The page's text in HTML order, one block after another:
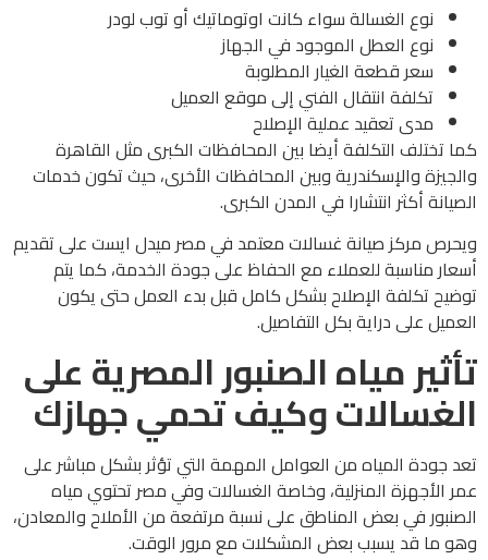
نوع الغسالة سواء كانت اوتوماتيك أو توب لودر
نوع العطل الموجود في الجهاز
سعر قطعة الغيار المطلوبة
تكلفة انتقال الفني إلى موقع العميل
مدى تعقيد عملية الإصلاح
كما تختلف التكلفة أيضا بين المحافظات الكبرى مثل القاهرة
والجيزة والإسكندرية وبين المحافظات الأخرى، حيث تكون خدمات
الصيانة أكثر انتشارا في المدن الكبرى.
ويحرص مركز صيانة غسالات معتمد في مصر ميدل ايست على تقديم
أسعار مناسبة للعملاء مع الحفاظ على جودة الخدمة، كما يتم
توضيح تكلفة الإصلاح بشكل كامل قبل بدء العمل حتى يكون
العميل على دراية بكل التفاصيل.
تأثير مياه الصنبور المصرية على
الغسالات وكيف تحمي جهازك
تعد جودة المياه من العوامل المهمة التي تؤثر بشكل مباشر على
عمر الأجهزة المنزلية، وخاصة الغسالات وفي مصر تحتوي مياه
الصنبور في بعض المناطق على نسبة مرتفعة من الأملاح والمعادن،
وهو ما قد يسبب بعض المشكلات مع مرور الوقت.